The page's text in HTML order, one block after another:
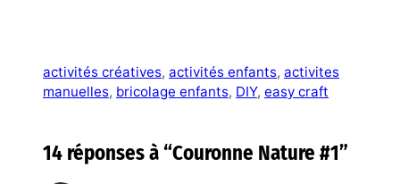
activités créatives, activités enfants, activites
manuelles, bricolage enfants, DIY, easy craft
14 réponses à “Couronne Nature #1”